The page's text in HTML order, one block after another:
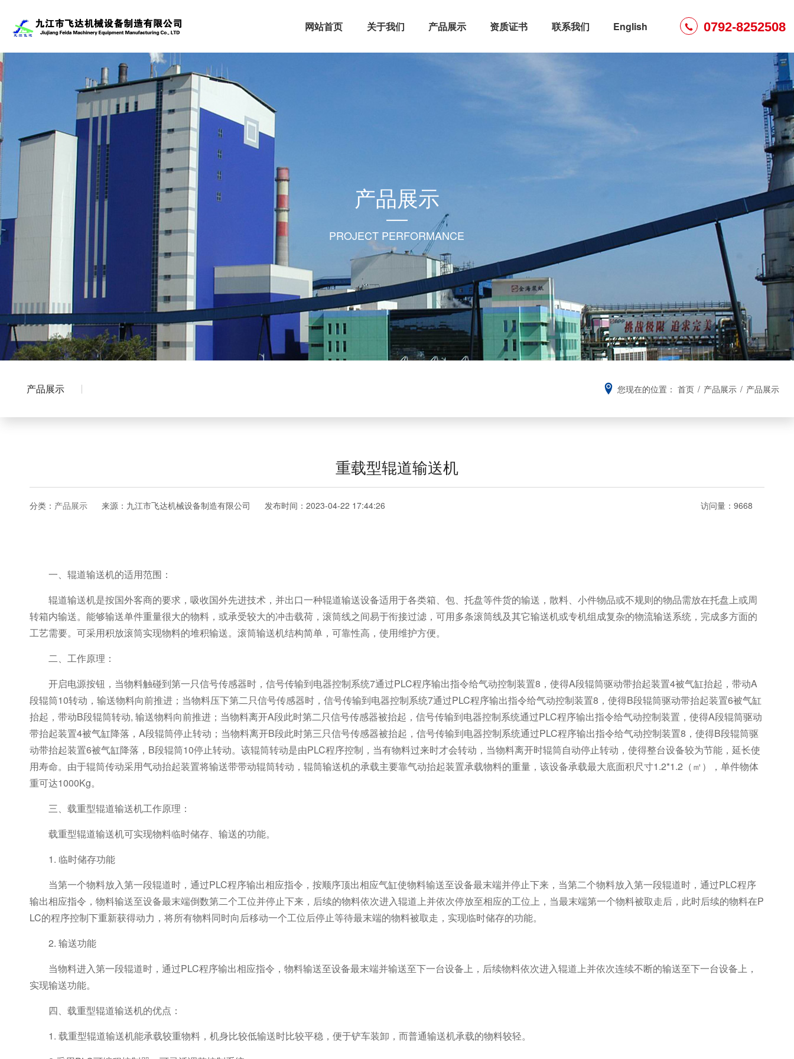
网站首页 关于我们 产品展示 资质证书 联系我们 English 0792-8252508
产品展示
PROJECT PERFORMANCE
产品展示 您现在的位置： 首页 / 产品展示 / 产品展示
重载型辊道输送机
分类： 产品展示 来源：九江市飞达机械设备制造有限公司 发布时间：2023-04-22 17:44:26 访问量： 9668
一、辊道输送机的适用范围：
辊道输送机是按国外客商的要求，吸收国外先进技术，并出口一种辊道输送设备适用于各类箱、包、托盘等件货的输送，散料、小件物品或不规则的物品需放在托盘上或周
转箱内输送。能够输送单件重量很大的物料，或承受较大的冲击载荷，滚筒线之间易于衔接过滤，可用多条滚筒线及其它输送机或专机组成复杂的物流输送系统，完成多方面的
工艺需要。可采用积放滚筒实现物料的堆积输送。滚筒输送机结构简单，可靠性高，使用维护方便。
二、工作原理：
开启电源按钮，当物料触碰到第一只信号传感器时，信号传输到电器控制系统7通过PLC程序输出指令给气动控制装置8，使得A段辊筒驱动带抬起装置4被气缸抬起，带动A
段辊筒10转动，输送物料向前推进；当物料压下第二只信号传感器时，信号传输到电器控制系统7通过PLC程序输出指令给气动控制装置8，使得B段辊筒驱动带抬起装置6被气缸
抬起，带动B段辊筒转动, 输送物料向前推进；当物料离开A段此时第二只信号传感器被抬起，信号传输到电器控制系统通过PLC程序输出指令给气动控制装置，使得A段辊筒驱动
带抬起装置4被气缸降落，A段辊筒停止转动；当物料离开B段此时第三只信号传感器被抬起，信号传输到电器控制系统通过PLC程序输出指令给气动控制装置8，使得B段辊筒驱
动带抬起装置6被气缸降落，B段辊筒10停止转动。该辊筒转动是由PLC程序控制，当有物料过来时才会转动，当物料离开时辊筒自动停止转动，使得整台设备较为节能，延长使
用寿命。由于辊筒传动采用气动抬起装置将输送带带动辊筒转动，辊筒输送机的承载主要靠气动抬起装置承载物料的重量，该设备承载最大底面积尺寸1.2*1.2（㎡），单件物体
重可达1000Kg。
三、载重型辊道输送机工作原理：
载重型辊道输送机可实现物料临时储存、输送的功能。
1. 临时储存功能
当第一个物料放入第一段辊道时，通过PLC程序输出相应指令，按顺序顶出相应气缸使物料输送至设备最末端并停止下来，当第二个物料放入第一段辊道时，通过PLC程序
输出相应指令，物料输送至设备最末端倒数第二个工位并停止下来，后续的物料依次进入辊道上并依次停放至相应的工位上，当最末端第一个物料被取走后，此时后续的物料在P
LC的程序控制下重新获得动力，将所有物料同时向后移动一个工位后停止等待最末端的物料被取走，实现临时储存的功能。
2. 输送功能
当物料进入第一段辊道时，通过PLC程序输出相应指令，物料输送至设备最末端并输送至下一台设备上，后续物料依次进入辊道上并依次连续不断的输送至下一台设备上，
实现输送功能。
四、载重型辊道输送机的优点：
1. 载重型辊道输送机能承载较重物料，机身比较低输送时比较平稳，便于铲车装卸，而普通输送机承载的物料较轻。